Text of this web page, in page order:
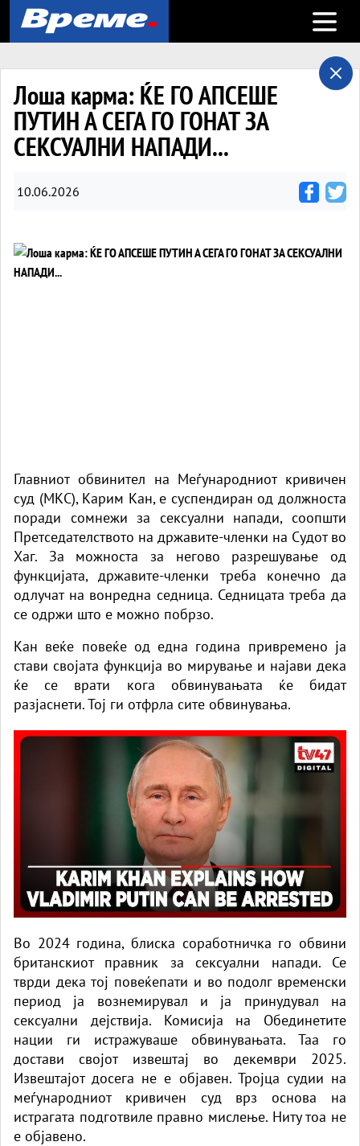
Open
Лоша карма: ЌЕ ГО АПСЕШЕ
ПУТИН А СЕГА ГО ГОНАТ ЗА
СЕКСУАЛНИ НАПАДИ...
10.06.2026
Главниот обвинител на Меѓународниот кривичен
суд (МКС), Карим Кан, е суспендиран од должноста
поради сомнежи за сексуални напади, соопшти
Претседателството на државите-членки на Судот во
Хаг. За можноста за негово разрешување од
функцијата, државите-членки треба конечно да
одлучат на вонредна седница. Седницата треба да
се одржи што е можно побрзо.
Кан веќе повеќе од една година привремено ја
стави својата функција во мирување и најави дека
ќе се врати кога обвинувањата ќе бидат
разјаснети. Тој ги отфрла сите обвинувања.
Во 2024 година, блиска соработничка го обвини
британскиот правник за сексуални напади. Се
тврди дека тој повеќепати и во подолг временски
период ја вознемирувал и ја принудувал на
сексуални дејствија. Комисија на Обединетите
нации ги истражуваше обвинувањата. Таа го
достави својот извештај во декември 2025.
Извештајот досега не е објавен. Тројца судии на
меѓународниот кривичен суд врз основа на
истрагата подготвиле правно мислење. Ниту тоа не
е објавено.